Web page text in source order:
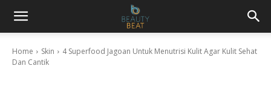
Home Skin
4 Superfood Jagoan Untuk Menutrisi Kulit Agar Kulit Sehat
Dan Cantik